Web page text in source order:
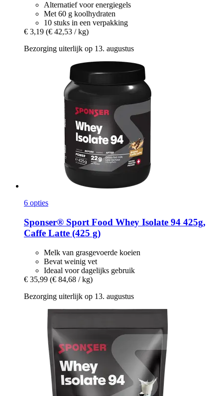
Alternatief voor energiegels
Met 60 g koolhydraten
10 stuks in een verpakking
€ 3,19 (€ 42,53 / kg)
Bezorging uiterlijk op 13. augustus
6 opties
Sponser® Sport Food Whey Isolate 94 425g,
Caffe Latte (425 g)
Melk van grasgevoerde koeien
Bevat weinig vet
Ideaal voor dagelijks gebruik
€ 35,99 (€ 84,68 / kg)
Bezorging uiterlijk op 13. augustus